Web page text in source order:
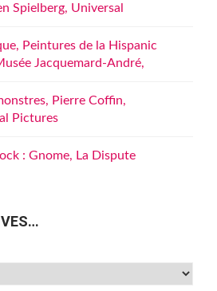
Spielberg, Universal
Peintures de la Hispanic
Jacquemard-André,
Pierre Coffin,
Pictures
: Gnome, La Dispute